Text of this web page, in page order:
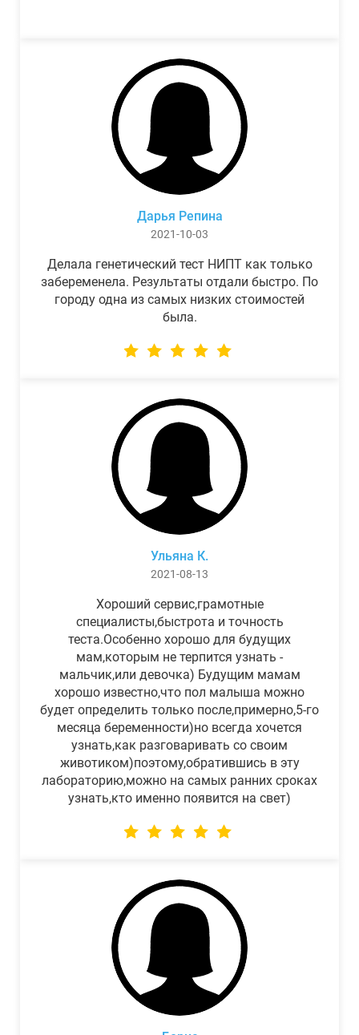
Дарья Репина
2021-10-03
Делала генетический тест НИПТ как только
забеременела. Результаты отдали быстро. По
городу одна из самых низких стоимостей
была.
Ульяна К.
2021-08-13
Хороший сервис,грамотные
специалисты,быстрота и точность
теста.Особенно хорошо для будущих
мам,которым не терпится узнать -
мальчик,или девочка) Будущим мамам
хорошо известно,что пол малыша можно
будет определить только после,примерно,5-го
месяца беременности)но всегда хочется
узнать,как разговаривать со своим
животиком)поэтому,обратившись в эту
лабораторию,можно на самых ранних сроках
узнать,кто именно появится на свет)